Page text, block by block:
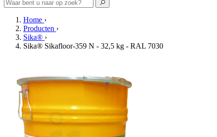
Home ›
Producten ›
Sika® ›
Sika® Sikafloor-359 N - 32,5 kg - RAL 7030